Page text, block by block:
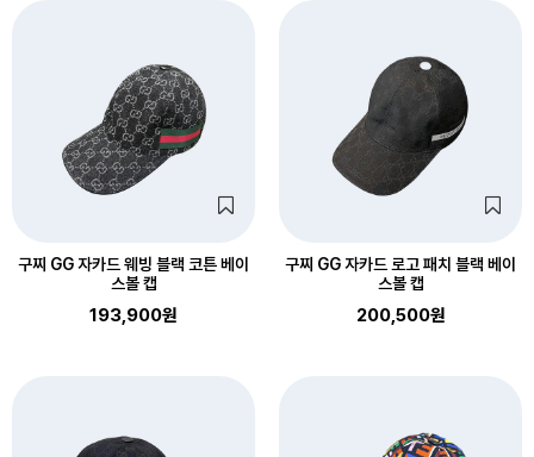
구찌 GG 자카드 웨빙 블랙 코튼 베이
스볼 캡
193,900원
구찌 GG 자카드 로고 패치 블랙 베이
스볼 캡
200,500원